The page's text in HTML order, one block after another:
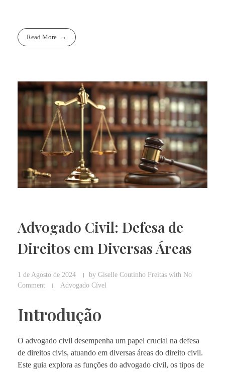
Read More
Advogado Civil: Defesa de
Direitos em Diversas Áreas
1 de Agosto de 2024 by Giselle Coutinho Freitas with No
Comment
Advogado Cível
Introdução
O advogado civil desempenha um papel crucial na defesa
de direitos civis, atuando em diversas áreas do direito civil.
Este guia explora as funções do advogado civil, os tipos de